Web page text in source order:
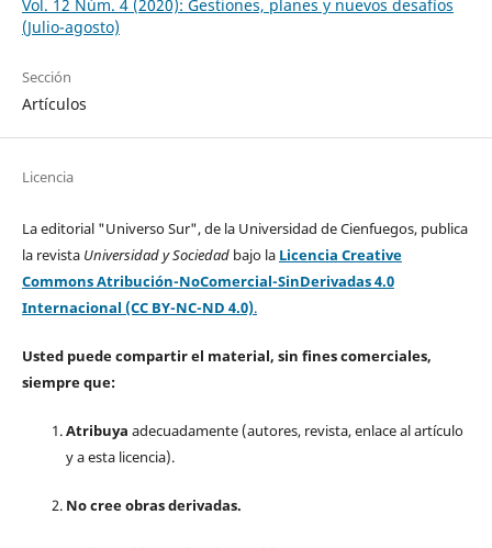
Vol. 12 Núm. 4 (2020): Gestiones, planes y nuevos desafíos
(Julio-agosto)
Sección
Artículos
Licencia
La editorial "Universo Sur", de la Universidad de Cienfuegos, publica
la revista Universidad y Sociedad bajo la Licencia Creative
Commons Atribución-NoComercial-SinDerivadas 4.0
Internacional (CC BY-NC-ND 4.0).
Usted puede compartir el material, sin fines comerciales,
siempre que:
Atribuya adecuadamente (autores, revista, enlace al artículo
y a esta licencia).
No cree obras derivadas.